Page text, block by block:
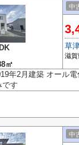
㎡
中
草
滋賀
年2月建築 オール
です
中